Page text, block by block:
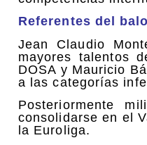
Referentes del
Jean Claudio
mayores talentos
DOSA y Mauricio
a las categorías
Posteriormente
consolidarse en el
la Euroliga.